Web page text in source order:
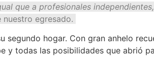
que a profesionales
nuestro egresado.
segundo hogar. Con gran anhelo
y todas las posibilidades que abrió